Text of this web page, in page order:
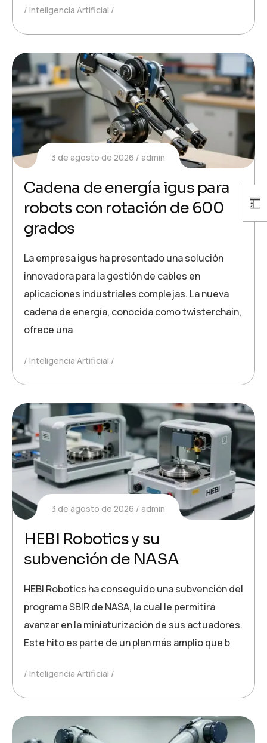
Inteligencia Artificial
3 de agosto de 2026 admin
Cadena de energía igus para
robots con rotación de 600
grados
La empresa igus ha presentado una solución
innovadora para la gestión de cables en
aplicaciones industriales complejas. La nueva
cadena de energía, conocida como twisterchain,
ofrece una
Inteligencia Artificial
3 de agosto de 2026 admin
HEBI Robotics y su
subvención de NASA
HEBI Robotics ha conseguido una subvención del
programa SBIR de NASA, la cual le permitirá
avanzar en la miniaturización de sus actuadores.
Este hito es parte de un plan más amplio que b
Inteligencia Artificial